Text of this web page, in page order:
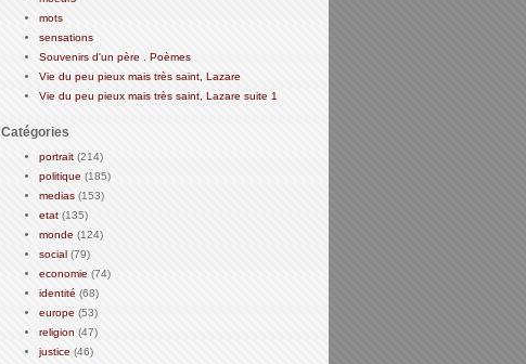
mots
sensations
Souvenirs d'un père . Poèmes
Vie du peu pieux mais très saint, Lazare
Vie du peu pieux mais très saint, Lazare suite 1
Catégories
portrait (214)
politique (185)
medias (153)
etat (135)
monde (124)
social (79)
economie (74)
identité (68)
europe (53)
religion (47)
justice (46)